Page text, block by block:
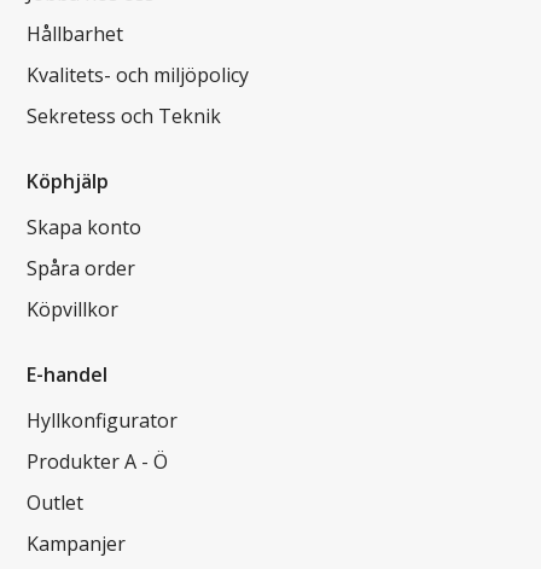
Hållbarhet
Kvalitets- och miljöpolicy
Sekretess och Teknik
Köphjälp
Skapa konto
Spåra order
Köpvillkor
E-handel
Hyllkonfigurator
Produkter A - Ö
Outlet
Kampanjer